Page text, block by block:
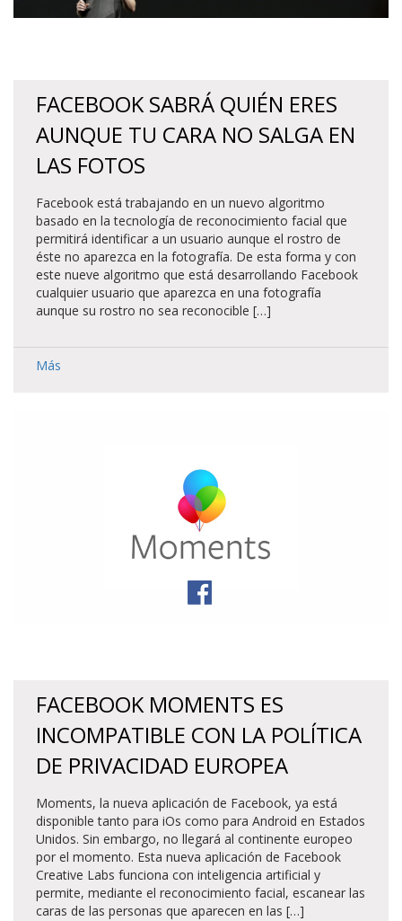
FACEBOOK SABRÁ QUIÉN ERES
AUNQUE TU CARA NO SALGA EN
LAS FOTOS
Facebook está trabajando en un nuevo algoritmo
basado en la tecnología de reconocimiento facial que
permitirá identificar a un usuario aunque el rostro de
éste no aparezca en la fotografía. De esta forma y con
este nueve algoritmo que está desarrollando Facebook
cualquier usuario que aparezca en una fotografía
aunque su rostro no sea reconocible […]
Más
FACEBOOK MOMENTS ES
INCOMPATIBLE CON LA POLÍTICA
DE PRIVACIDAD EUROPEA
Moments, la nueva aplicación de Facebook, ya está
disponible tanto para iOs como para Android en Estados
Unidos. Sin embargo, no llegará al continente europeo
por el momento. Esta nueva aplicación de Facebook
Creative Labs funciona con inteligencia artificial y
permite, mediante el reconocimiento facial, escanear las
caras de las personas que aparecen en las […]